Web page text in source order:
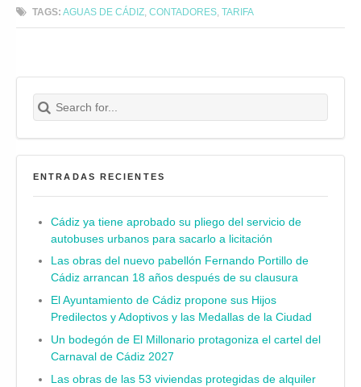
TAGS: AGUAS DE CÁDIZ ,CONTADORES ,TARIFA
Search for:
Buscar
ENTRADAS RECIENTES
Cádiz ya tiene aprobado su pliego del servicio de
autobuses urbanos para sacarlo a licitación
Las obras del nuevo pabellón Fernando Portillo de
Cádiz arrancan 18 años después de su clausura
El Ayuntamiento de Cádiz propone sus Hijos
Predilectos y Adoptivos y las Medallas de la Ciudad
Un bodegón de El Millonario protagoniza el cartel del
Carnaval de Cádiz 2027
Las obras de las 53 viviendas protegidas de alquiler